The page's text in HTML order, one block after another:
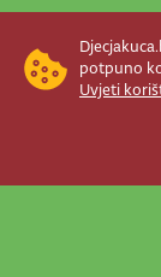
potpuno
Uvjeti